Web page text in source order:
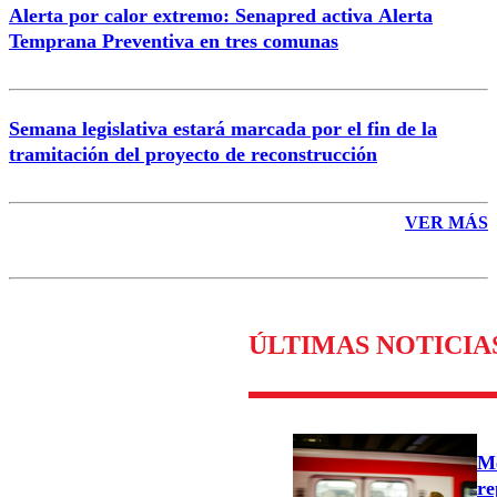
Alerta por calor extremo: Senapred activa Alerta
Temprana Preventiva en tres comunas
Semana legislativa estará marcada por el fin de la
tramitación del proyecto de reconstrucción
VER MÁS
ÚLTIMAS